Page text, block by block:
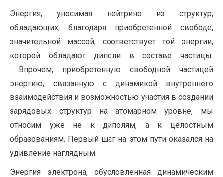
Энергия, уносимая нейтрино из структур,
обладающих, благодаря приобретенной свободе,
значительной массой, соответствует той энергии,
которой обладают диполи в составе частицы.
Впрочем, приобретенную свободной частицей
энергию, связанную с динамикой внутреннего
взаимодействия и возможностью участия в создании
зарядовых структур на атомарном уровне, мы
относим уже не к диполям, а к целостным
образованиям. Первый шаг на этом пути оказался на
удивление наглядным.
Энергия электрона, обусловленная динамическим